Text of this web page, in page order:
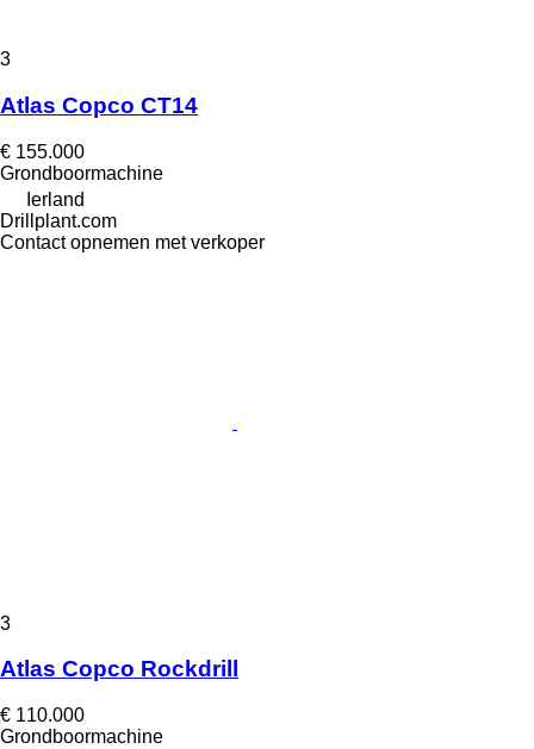
3
Atlas Copco CT14
€ 155.000
Grondboormachine
Ierland
Drillplant.com
Contact opnemen met verkoper
3
Atlas Copco Rockdrill
€ 110.000
Grondboormachine